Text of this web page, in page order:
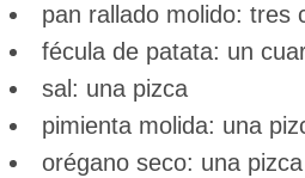
pan rallado molido: tres
fécula de patata: un
sal: una pizca
pimienta molida: una
orégano seco: una pizca